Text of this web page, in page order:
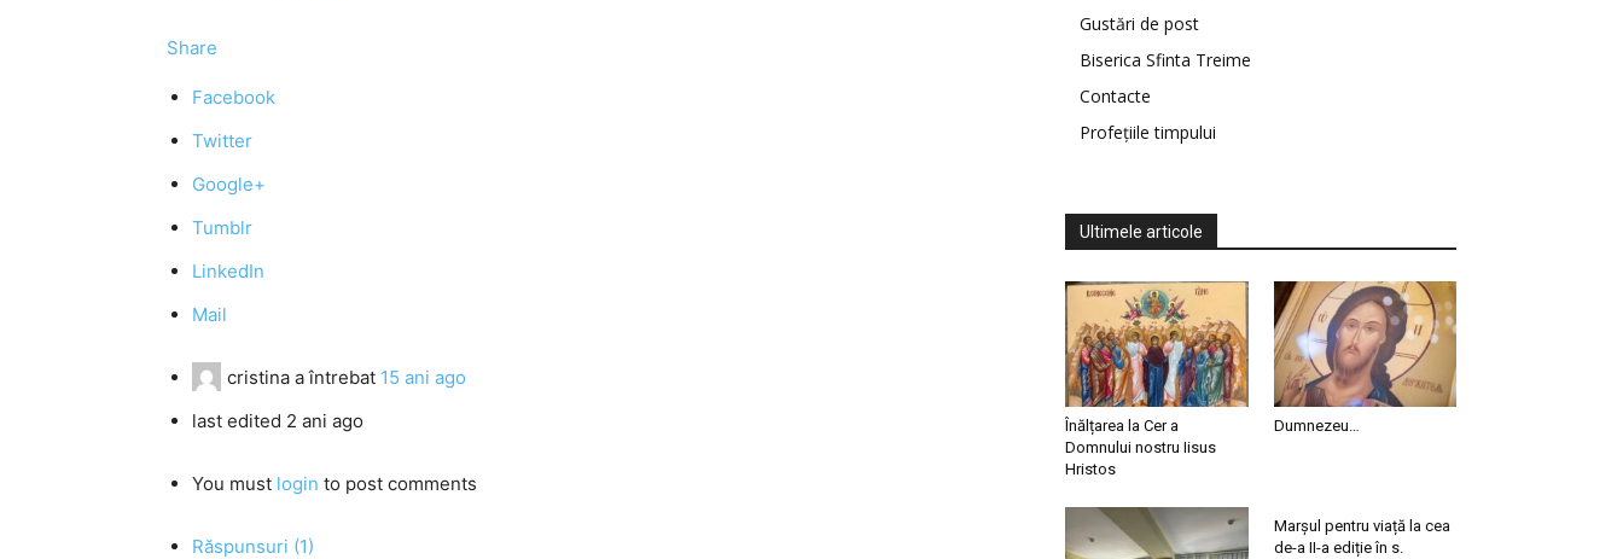
Share
Facebook
Twitter
Google+
Tumblr
LinkedIn
Mail
cristina a întrebat 15 ani ago
last edited 2 ani ago
You must login to post comments
Răspunsuri (1)
Gustări de post
Biserica Sfinta Treime
Contacte
Profețiile timpului
Ultimele articole
Înălțarea la Cer a
Domnului nostru Iisus
Hristos
Dumnezeu…
Marșul pentru viață la cea
de-a II-a ediție în s.